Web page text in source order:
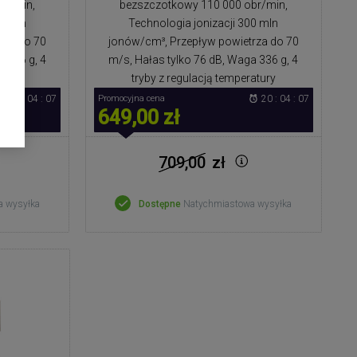
min,
mln
do 70
336 g, 4
20 : 04 : 07
wysyłka
bezszczotkowy 110 000 obr/min,
Technologia jonizacji 300 mln
jonów/cm³, Przepływ powietrza do 70
m/s, Hałas tylko 76 dB, Waga 336 g, 4
tryby z regulacją temperatury
Promocyjna cena
649,00 zł
20 : 04 : 07
709,00 zł
Dostępne Natychmiastowa wysyłka